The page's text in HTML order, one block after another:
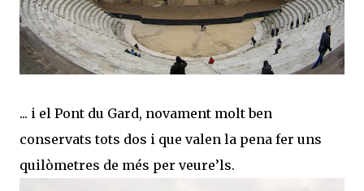
... i el Pont du Gard, novament molt ben
conservats tots dos i que valen la pena fer uns
quilòmetres de més per veure’ls.